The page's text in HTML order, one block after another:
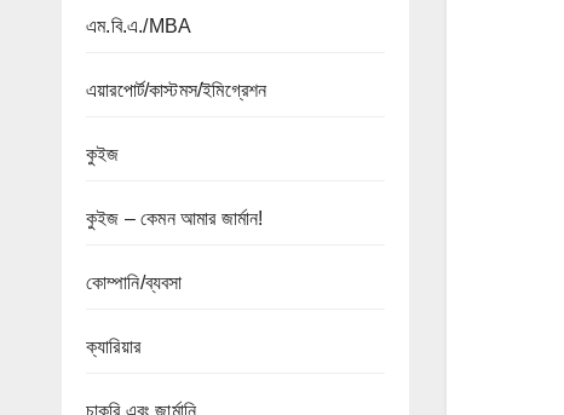
এম.বি.এ./MBA
এয়ারপোর্ট/কাস্টমস/ইমিগ্রেশন
কুইজ
কুইজ – কেমন আমার জার্মান!
কোম্পানি/ব্যবসা
ক্যারিয়ার
চাকরি এবং জার্মানি